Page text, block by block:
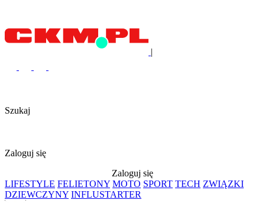
|
Szukaj
Zaloguj się
Zaloguj się
LIFESTYLE FELIETONY MOTO SPORT TECH ZWIĄZKI
DZIEWCZYNY INFLUSTARTER